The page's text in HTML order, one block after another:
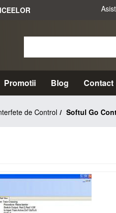
Promotii Blog Contact
de Control Softul Go